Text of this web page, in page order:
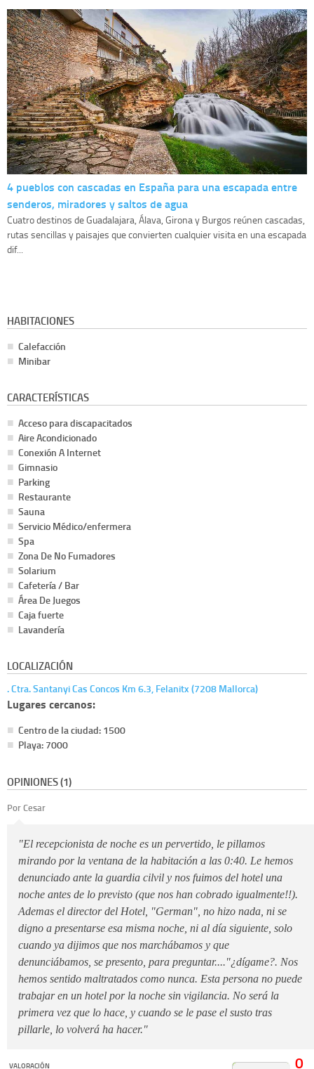
4 pueblos con cascadas en España para una escapada entre
senderos, miradores y saltos de agua
Cuatro destinos de Guadalajara, Álava, Girona y Burgos reúnen cascadas,
rutas sencillas y paisajes que convierten cualquier visita en una escapada
dif...
HABITACIONES
Calefacción
Minibar
CARACTERÍSTICAS
Acceso para discapacitados
Aire Acondicionado
Conexión A Internet
Gimnasio
Parking
Restaurante
Sauna
Servicio Médico/enfermera
Spa
Zona De No Fumadores
Solarium
Cafetería / Bar
Área De Juegos
Caja fuerte
Lavandería
LOCALIZACIÓN
. Ctra. Santanyi Cas Concos Km 6.3, Felanitx (7208 Mallorca)
Lugares cercanos:
Centro de la ciudad: 1500
Playa: 7000
OPINIONES (1)
Por Cesar
"El recepcionista de noche es un pervertido, le pillamos
mirando por la ventana de la habitación a las 0:40. Le hemos
denunciado ante la guardia cilvil y nos fuimos del hotel una
noche antes de lo previsto (que nos han cobrado igualmente!!).
Ademas el director del Hotel, "German", no hizo nada, ni se
digno a presentarse esa misma noche, ni al día siguiente, solo
cuando ya dijimos que nos marchábamos y que
denunciábamos, se presento, para preguntar...."¿dígame?. Nos
hemos sentido maltratados como nunca. Esta persona no puede
trabajar en un hotel por la noche sin vigilancia. No será la
primera vez que lo hace, y cuando se le pase el susto tras
pillarle, lo volverá ha hacer."
VALORACIÓN 0